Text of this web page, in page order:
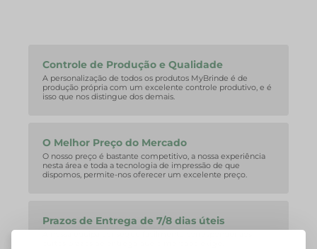
Controle de Produção e Qualidade
A personalização de todos os produtos MyBrinde é de
produção própria com um excelente controle produtivo, e é
isso que nos distingue dos demais.
O Melhor Preço do Mercado
O nosso preço é bastante competitivo, a nossa experiência
nesta área e toda a tecnologia de impressão de que
dispomos, permite-nos oferecer um excelente preço.
Prazos de Entrega de 7/8 dias úteis